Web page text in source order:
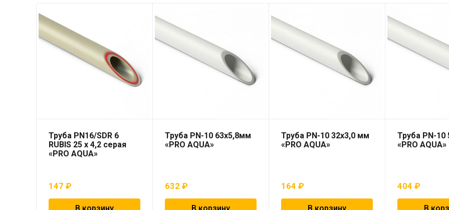
Труба PN16/SDR 6
RUBIS 25 x 4,2 серая
«PRO AQUA»
147 ₽
Труба PN-10 63х5,8мм
«PRO AQUA»
632₽
Труба PN-10 32х3,0 мм
«PRO AQUA»
164₽
Труба PN-10
«PRO AQUA»
404₽